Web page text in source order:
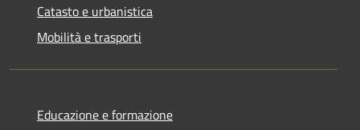
Catasto e urbanistica
Mobilità e trasporti
Educazione e formazione